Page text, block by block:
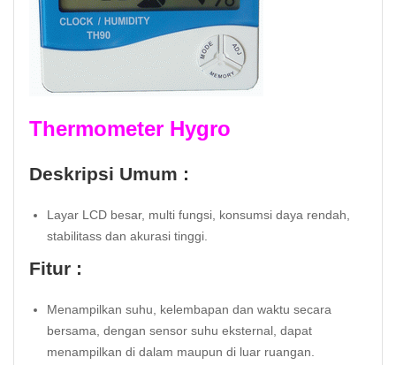
Thermometer Hygro
Deskripsi Umum :
Layar LCD besar, multi fungsi, konsumsi daya rendah,
stabilitass dan akurasi tinggi.
Fitur :
Menampilkan suhu, kelembapan dan waktu secara
bersama, dengan sensor suhu eksternal, dapat
menampilkan di dalam maupun di luar ruangan.